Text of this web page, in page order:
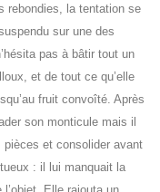
rebondies, la tentation se
sur une des
pas à bâtir tout un
et de tout ce qu’elle
fruit convoîté. Après
son monticule mais il
pièces et consolider avant
: il lui manquait la